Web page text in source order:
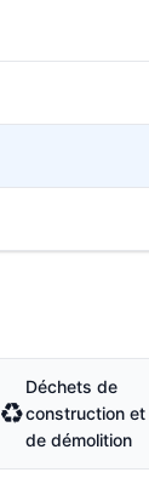
♻
Déchets de
construction et
de démolition